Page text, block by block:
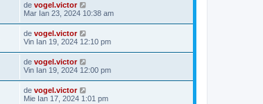
de vogel.victor
Mar Ian 23, 2024 10:38 am
de vogel.victor
Vin Ian 19, 2024 12:10 pm
de vogel.victor
Vin Ian 19, 2024 12:00 pm
de vogel.victor
Mie Ian 17, 2024 1:01 pm